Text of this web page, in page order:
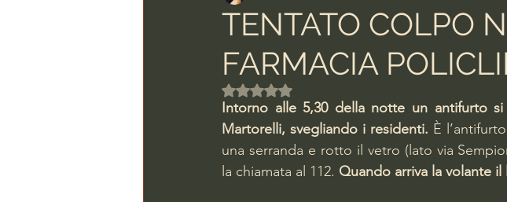
TENTATO COLPO
FARMACIA
Valutazione NaN stelle su 5.
Intorno alle 5,30 della notte un antifurto
Martorelli, svegliando i residenti. È
una serranda e rotto il vetro (lato via
la chiamata al 112. Quando arriva la volante